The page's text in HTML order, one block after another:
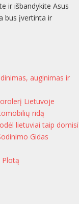
ir išbandykite Asus
bus įvertinta ir
auginimas ir
Lietuvoje
ridą
lietuviai taip
Gidas
Plotą